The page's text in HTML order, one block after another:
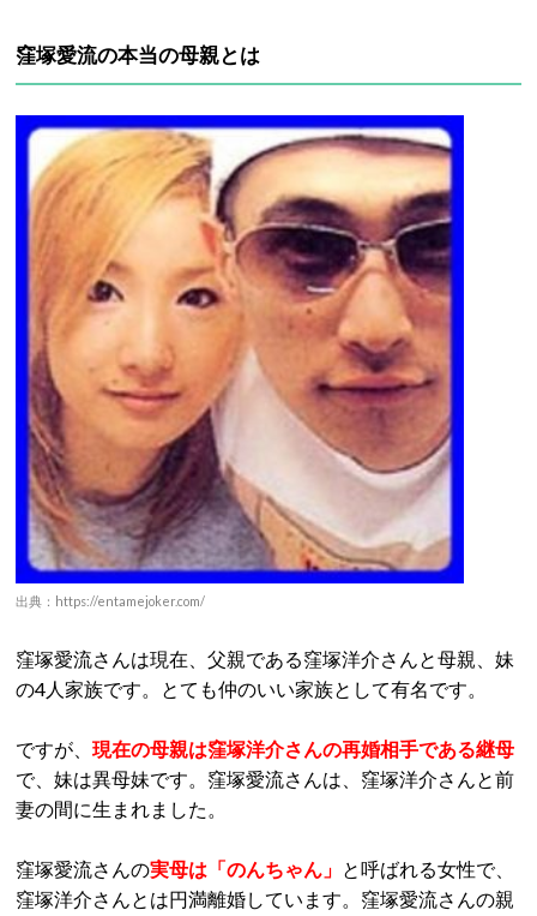
窪塚愛流の本当の母親とは
出典：https://entamejoker.com/
窪塚愛流さんは現在、父親である窪塚洋介さんと母親、妹
の4人家族です。とても仲のいい家族として有名です。
ですが、 現在の母親は窪塚洋介さんの再婚相手である継母
で、妹は異母妹です。窪塚愛流さんは、窪塚洋介さんと前
妻の間に生まれました。
窪塚愛流さんの実母は「のんちゃん」 と呼ばれる女性で、
窪塚洋介さんとは円満離婚しています。窪塚愛流さんの親